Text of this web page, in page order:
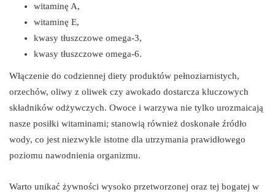
witaminę A,
witaminę E,
kwasy tłuszczowe omega-3,
kwasy tłuszczowe omega-6.
Włączenie do codziennej diety produktów pełnoziarnistych,
orzechów, oliwy z oliwek czy awokado dostarcza kluczowych
składników odżywczych. Owoce i warzywa nie tylko urozmaicają
nasze posiłki witaminami; stanowią również doskonałe źródło
wody, co jest niezwykle istotne dla utrzymania prawidłowego
poziomu nawodnienia organizmu.
Warto unikać żywności wysoko przetworzonej oraz tej bogatej w